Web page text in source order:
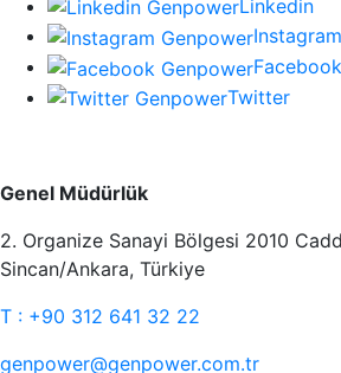
Linkedin
Instagram
Facebook
Twitter
Genel Müdürlük
2. Organize Sanayi Bölgesi 2010
Sincan/Ankara, Türkiye
T : +90 312 641 32 22
genpower@genpower.com.tr